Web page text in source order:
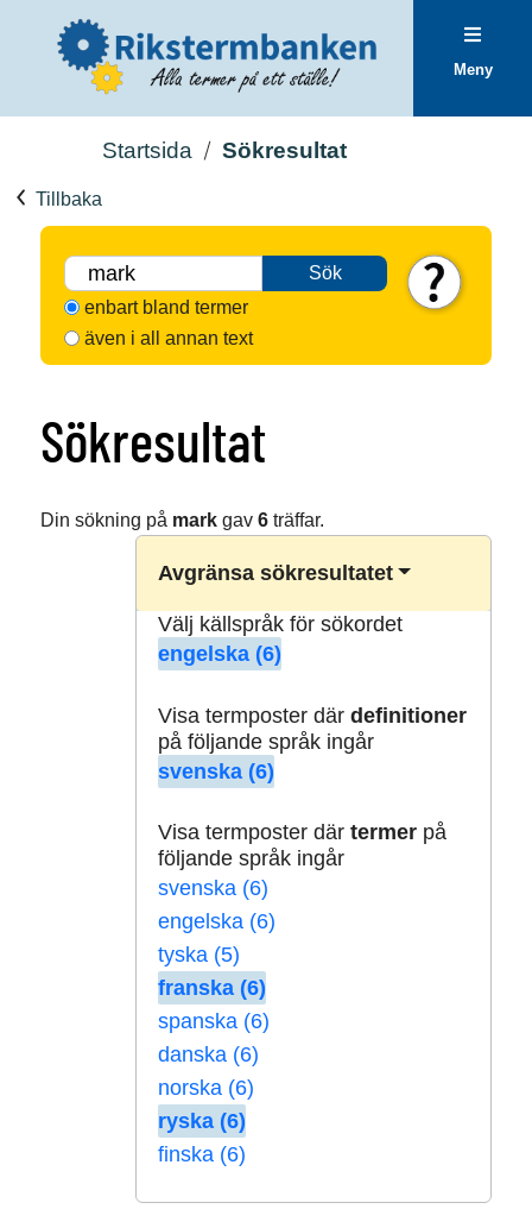
Meny
Startsida Sökresultat
Tillbaka
Sök
enbart bland termer
även i all annan text
Sökresultat
Din sökning på markgav 6träffar.
Avgränsa sökresultatet
Välj källspråk för sökordet
engelska (6)
Visa termposter där definitioner
på följande språk ingår
svenska (6)
Visa termposter där termerpå
följande språk ingår
svenska (6)
engelska (6)
tyska (5)
franska (6)
spanska (6)
danska (6)
norska (6)
ryska (6)
finska (6)